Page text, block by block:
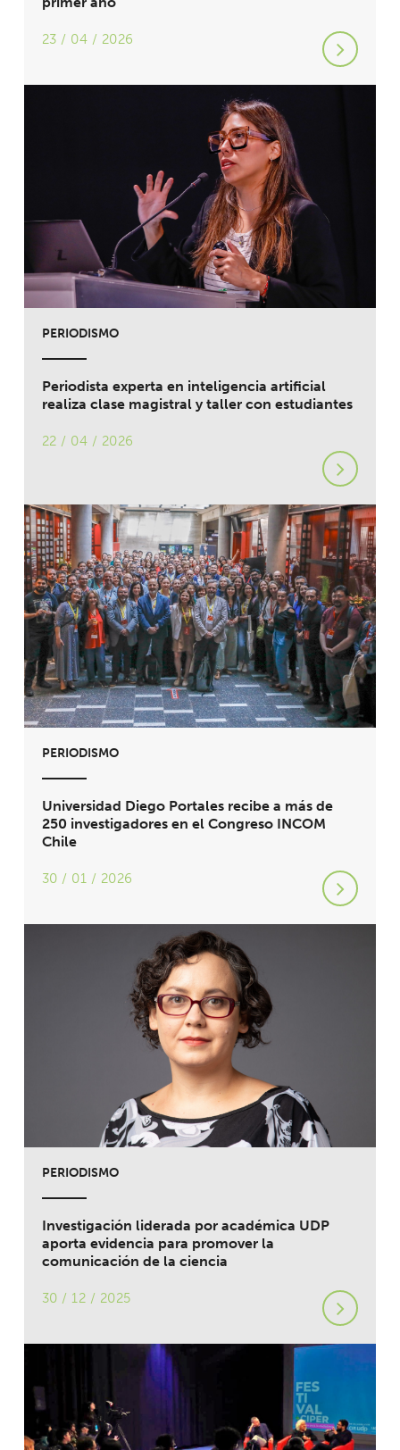
23 / 04 / 2026
PERIODISMO
Periodista experta en inteligencia artificial
realiza clase magistral y taller con estudiantes
22 / 04 / 2026
PERIODISMO
Universidad Diego Portales recibe a más de
250 investigadores en el Congreso INCOM
Chile
30 / 01 / 2026
PERIODISMO
Investigación liderada por académica UDP
aporta evidencia para promover la
comunicación de la ciencia
30 / 12 / 2025